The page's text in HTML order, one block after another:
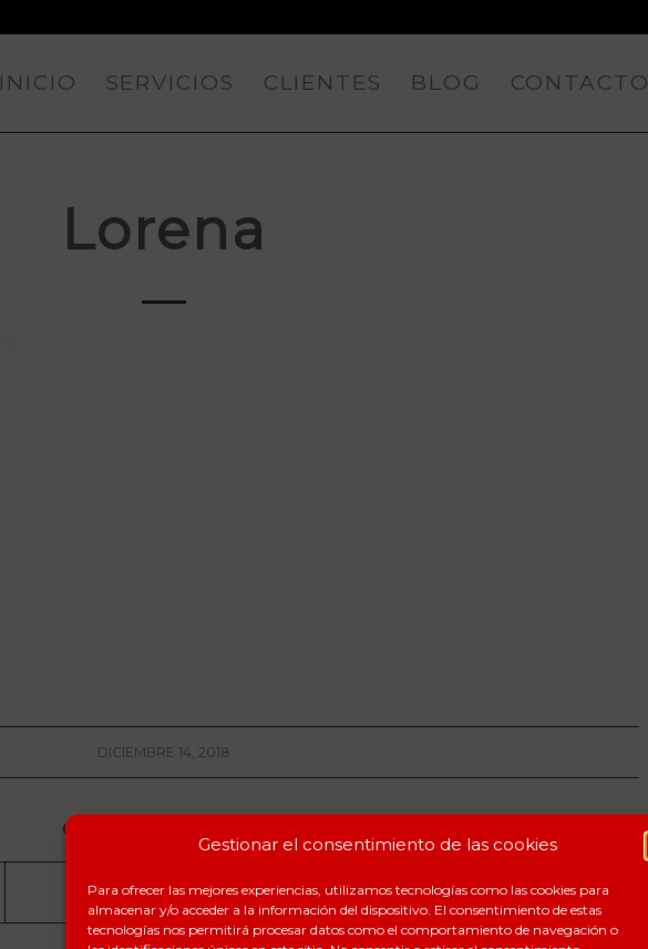
Gestionar el consentimiento de las cookies
Para ofrecer las mejores experiencias, utilizamos tecnologías como las cookies para
almacenar y/o acceder a la información del dispositivo. El consentimiento de estas
tecnologías nos permitirá procesar datos como el comportamiento de navegación o
INICIO SERVICIOS CLIENTES BLOG CONTACTO
Lorena
DICIEMBRE 14, 2018
Compartir esta entrada